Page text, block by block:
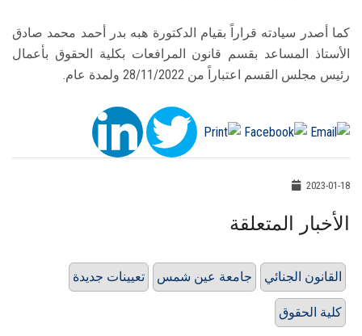
كما أصدر سيادته قراراً بقيام الدكتورة هبه بدر أحمد محمد صادق
الأستاذ المساعد بقسم قانون المرافعات بكلية الحقوق بأعمال
رئيس مجلس القسم اعتباراً من 28/11/2022 ولمدة عام.
2023-01-18
الأخبار المتعلقة
تعيينات جديدة جامعة عين شمس القانون الجنائي
كلية الحقوق